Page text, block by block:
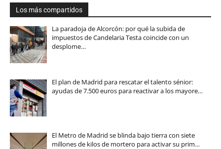
Los más compartidos
La paradoja de Alcorcón: por qué la subida de
impuestos de Candelaria Testa coincide con un
desplome…
El plan de Madrid para rescatar el talento sénior:
ayudas de 7.500 euros para reactivar a los mayore…
El Metro de Madrid se blinda bajo tierra con siete
millones de kilos de mortero para activar su prim…